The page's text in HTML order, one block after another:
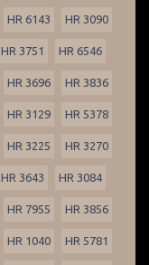
HR 6143 HR 3090
HR 3751 HR 6546
HR 3696 HR 3836
HR 3129 HR 5378
HR 3225 HR 3270
HR 3643 HR 3084
HR 7955 HR 3856
HR 1040 HR 5781